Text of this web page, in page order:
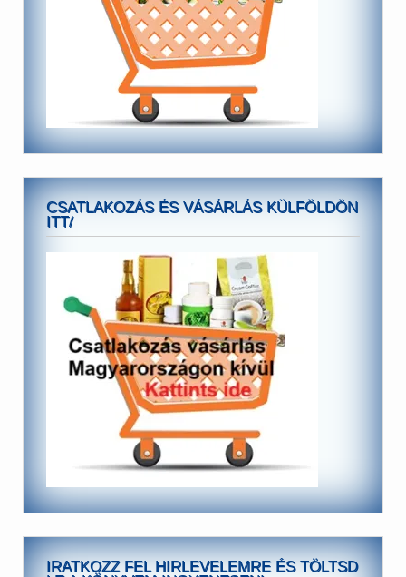
CSATLAKOZÁS ÉS VÁSÁRLÁS KÜLFÖLDÖN
ITT/
IRATKOZZ FEL HIRLEVELEMRE ÉS TÖLTSD